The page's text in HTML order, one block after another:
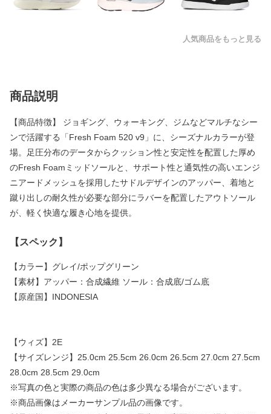
人気商品をもっと見る
商品説明
【商品特徴】 ジョギング、ウォーキング、ジムなどマルチなシー
ンで活躍する「Fresh Foam 520 v9」に、シーズナルカラーが登
場。足圧分布のデータからクッション性と安定性を配置した厚め
のFresh Foamミッドソールと、サポート性と通気性の高いエンジ
ニアードメッシュを採用したサドルデザインのアッパー、着地と
蹴り出しの耐久性が必要な部分にラバーを配置したアウトソール
が、軽く快適な履き心地を提供。
【スペック】
【カラー】グレイ/ポップグリーン
【素材】アッパー：合成繊維 ソール：合成底/ゴム底
【原産国】INDONESIA
【ウィズ】2E
【サイズレンジ】25.0cm 25.5cm 26.0cm 26.5cm 27.0cm 27.5cm
28.0cm 28.5cm 29.0cm
※写真の色と実際の商品の色は多少異なる場合がございます。
※商品画像はメーカーサンプル品の画像です。